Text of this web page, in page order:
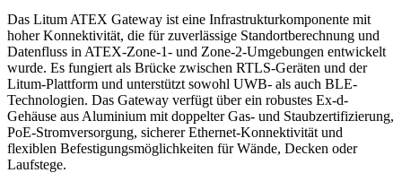
Das Litum ATEX Gateway ist eine Infrastrukturkomponente mit
hoher Konnektivität, die für zuverlässige Standortberechnung und
Datenfluss in ATEX-Zone-1- und Zone-2-Umgebungen entwickelt
wurde. Es fungiert als Brücke zwischen RTLS-Geräten und der
Litum-Plattform und unterstützt sowohl UWB- als auch BLE-
Technologien. Das Gateway verfügt über ein robustes Ex-d-
Gehäuse aus Aluminium mit doppelter Gas- und Staubzertifizierung,
PoE-Stromversorgung, sicherer Ethernet-Konnektivität und
flexiblen Befestigungsmöglichkeiten für Wände, Decken oder
Laufstege.